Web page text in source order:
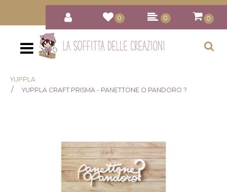
0 0 0
Open
YUPPLA
YUPPLA CRAFT PRISMA - PANETTONE O PANDORO ?